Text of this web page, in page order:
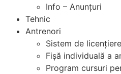
Info – Anunțuri
Tehnic
Antrenori
Sistem de licențiere
Fișă individuală a
Program cursuri